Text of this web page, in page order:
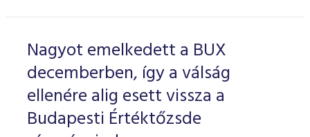
Nagyot emelkedett a BUX
decemberben, így a válság
ellenére alig esett vissza a
Budapesti Értéktőzsde